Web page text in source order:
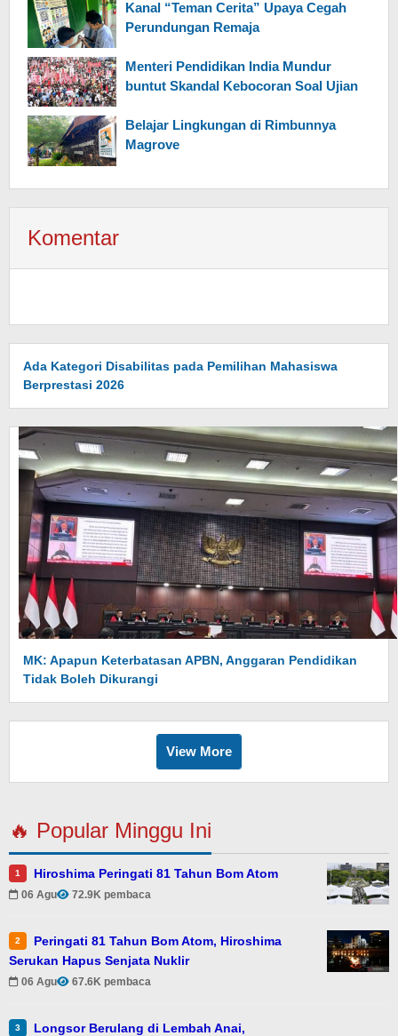
Kanal “Teman Cerita” Upaya Cegah
Perundungan Remaja
Menteri Pendidikan India Mundur
buntut Skandal Kebocoran Soal Ujian
Belajar Lingkungan di Rimbunnya
Magrove
Komentar
Ada Kategori Disabilitas pada Pemilihan Mahasiswa
Berprestasi 2026
MK: Apapun Keterbatasan APBN, Anggaran Pendidikan
Tidak Boleh Dikurangi
View More
🔥 Popular Minggu Ini
1 Hiroshima Peringati 81 Tahun Bom Atom
06 Agu 72.9K pembaca
2
Peringati 81 Tahun Bom Atom, Hiroshima
Serukan Hapus Senjata Nuklir
06 Agu 67.6K pembaca
3
Longsor Berulang di Lembah Anai,